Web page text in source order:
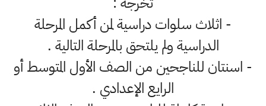
- اثلاث سلوات دراسية لمن أكمل المرحلة
الدراسية ولم يلتحق بالمرحلة التالية .
- اسنتان للناجحين من الصف الأول المتوسط أو
الرايع الإعدادي .